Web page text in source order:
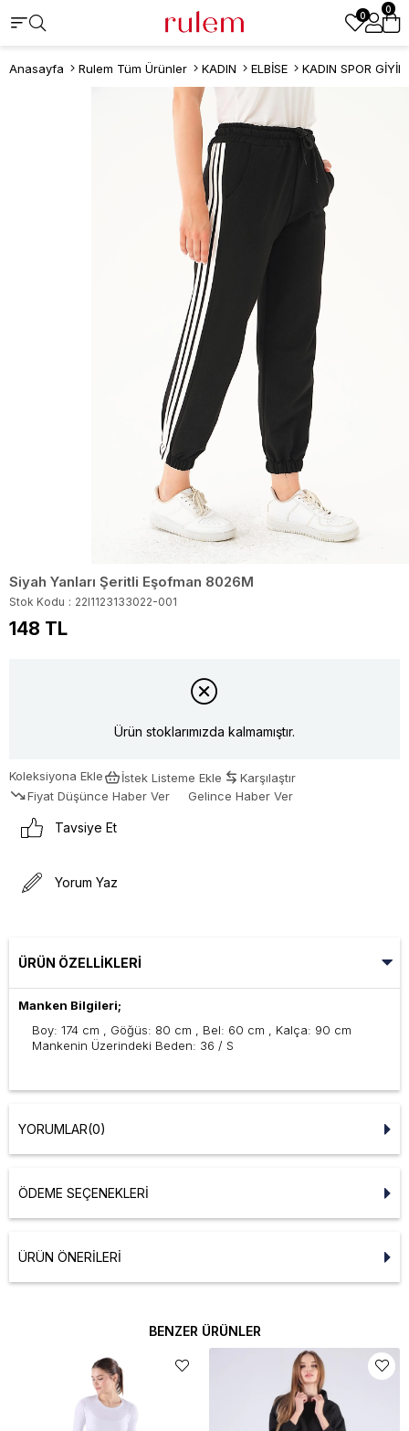
0
0
Anasayfa Rulem Tüm Ürünler KADIN ELBİSE KADIN SPOR GİYİM
Siyah Yanları Şeritli Eşofman 8026M
Stok Kodu 22I1123133022-001
148 TL
Ürün stoklarımızda kalmamıştır.
Koleksiyona Ekle İstek Listeme Ekle
Karşılaştır
Fiyat Düşünce Haber Ver
Gelince Haber Ver
Tavsiye Et
Yorum Yaz
ÜRÜN ÖZELLIKLERI
Manken Bilgileri;
Boy: 174 cm , Göğüs: 80 cm , Bel: 60 cm , Kalça: 90 cm
Mankenin Üzerindeki Beden: 36 / S
YORUMLAR(0)
ÖDEME SEÇENEKLERI
ÜRÜN ÖNERILERI
BENZER ÜRÜNLER